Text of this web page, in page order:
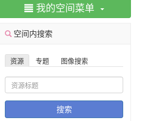
我的空间菜单
空间内搜索
资源 专题 图像搜索
搜索